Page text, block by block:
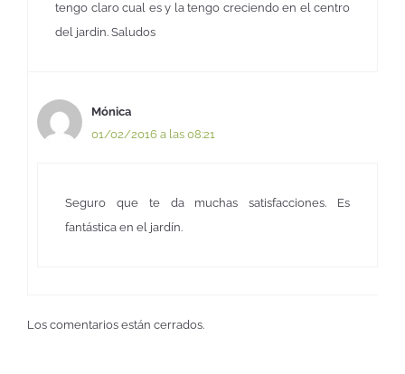
tengo claro cual es y la tengo creciendo en el centro
del jardin. Saludos
Mónica
01/02/2016 a las 08:21
Seguro que te da muchas satisfacciones. Es
fantástica en el jardín.
Los comentarios están cerrados.